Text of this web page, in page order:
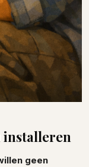
installeren
geen